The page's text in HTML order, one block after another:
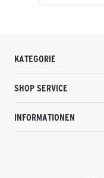
KATEGORIE
SHOP SERVICE
INFORMATIONEN